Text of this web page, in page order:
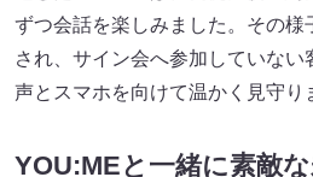
ずつ会話を楽しみました。その様
され、サイン会へ参加していな
声とスマホを向けて温かく見守り
YOU:MEと一緒に素敵な